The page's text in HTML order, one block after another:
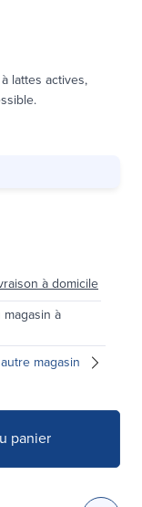
lattes actives,
à domicile
à
magasin
panier